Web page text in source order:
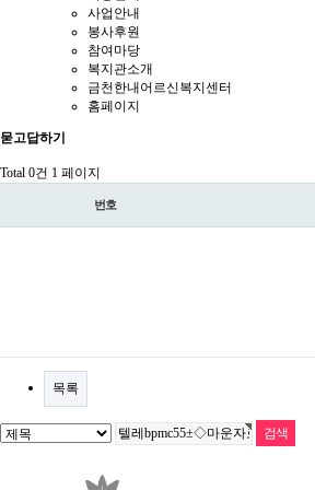
사업안내
봉사후원
참여마당
복지관소개
금천한내어르신복지센터
홈페이지
묻고답하기
Total 0건 1 페이지
번호
목록